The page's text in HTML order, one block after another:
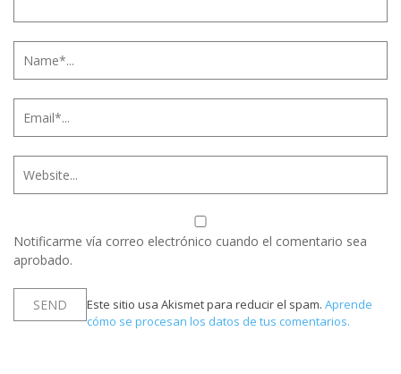
Notificarme vía correo electrónico cuando el comentario sea
aprobado.
Este sitio usa Akismet para reducir el spam. Aprende
cómo se procesan los datos de tus comentarios.